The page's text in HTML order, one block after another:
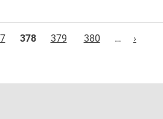
378 379 380 … ›